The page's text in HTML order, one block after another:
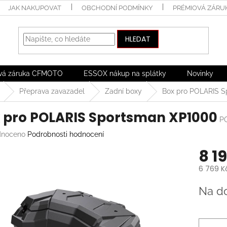
JAK NAKUPOVAT OBCHODNÍ PODMÍNKY PRÉMIOVÁ
HLEDAT
záruka CFMOTO ESSOX nákup na splátky Novinky
Přeprava zavazadel Zadní boxy Box pro POLARIS
pro POLARIS Sportsman XP1000
Podrobnosti hodnocení
8
6 769
cena:
Na